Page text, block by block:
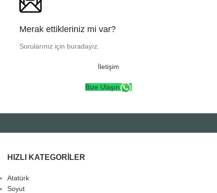
Merak ettikleriniz mi var?
Sorularınız için buradayız.
İletişim
Bize Ulaşın
HIZLI KATEGORILER
Atatürk
Soyut